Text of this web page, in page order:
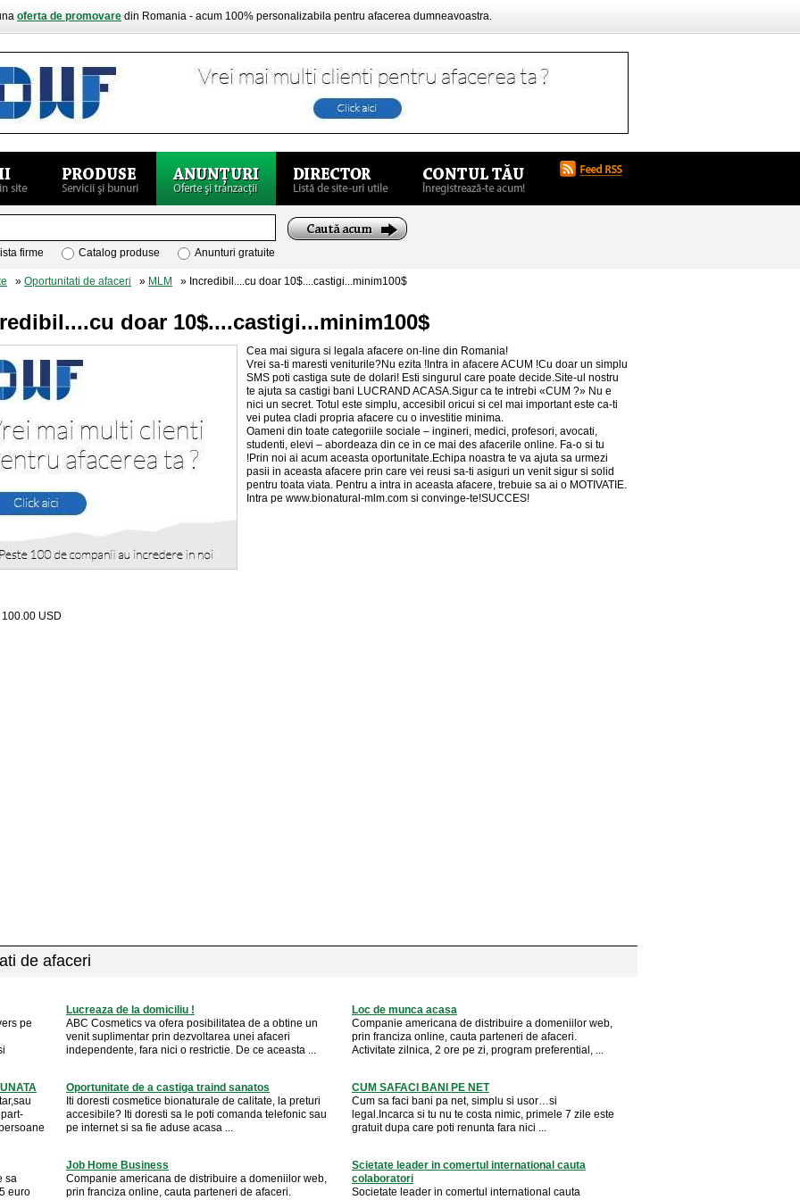
oferta de promovare din Romania - acum 100% personalizabila pentru afacerea dumneavoastra.
firme Catalog produse Anunturi gratuite
» Oportunitati de afaceri » MLM » Incredibil....cu doar 10$....castigi...minim100$
doar 10$....castigi...minim100$
Cea mai sigura si legala afacere on-line din Romania!
Vrei sa-ti maresti veniturile?Nu ezita !Intra in afacere ACUM !Cu doar un simplu
SMS poti castiga sute de dolari! Esti singurul care poate decide.Site-ul nostru
te ajuta sa castigi bani LUCRAND ACASA.Sigur ca te intrebi «CUM ?» Nu e
nici un secret. Totul este simplu, accesibil oricui si cel mai important este ca-ti
vei putea cladi propria afacere cu o investitie minima.
Oameni din toate categoriile sociale – ingineri, medici, profesori, avocati,
studenti, elevi – abordeaza din ce in ce mai des afacerile online. Fa-o si tu
!Prin noi ai acum aceasta oportunitate.Echipa noastra te va ajuta sa urmezi
pasii in aceasta afacere prin care vei reusi sa-ti asiguri un venit sigur si solid
pentru toata viata. Pentru a intra in aceasta afacere, trebuie sa ai o MOTIVATIE.
Intra pe www.bionatural-mlm.com si convinge-te!SUCCES!
100.00 USD
de afaceri
pe
Lucreaza de la domiciliu !
ABC Cosmetics va ofera posibilitatea de a obtine un
venit suplimentar prin dezvoltarea unei afaceri
independente, fara nici o restrictie. De ce aceasta ...
Loc de munca acasa
Companie americana de distribuire a domeniilor web,
prin franciza online, cauta parteneri de afaceri.
Activitate zilnica, 2 ore pe zi, program preferential, ...
Oportunitate de a castiga traind sanatos
Iti doresti cosmetice bionaturale de calitate, la preturi
accesibile? Iti doresti sa le poti comanda telefonic sau
pe internet si sa fie aduse acasa ...
CUM SAFACI BANI PE NET
Cum sa faci bani pa net, simplu si usor…si
legal.Incarca si tu nu te costa nimic, primele 7 zile este
gratuit dupa care poti renunta fara nici ...
sa
euro
Job Home Business
Companie americana de distribuire a domeniilor web,
prin franciza online, cauta parteneri de afaceri.
Scietate leader in comertul international cauta
colaboratori
Societate leader in comertul international cauta